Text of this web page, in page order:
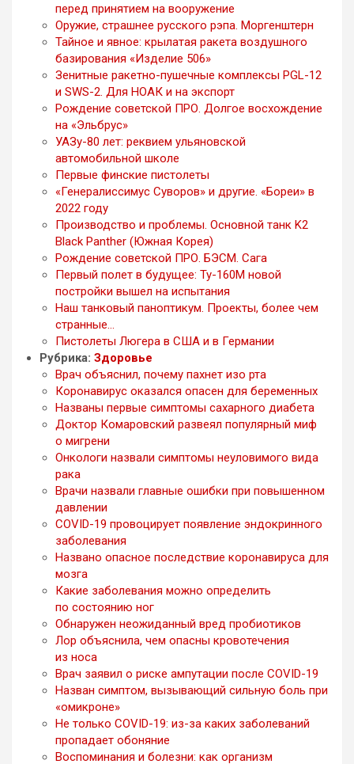
перед принятием на вооружение
Оружие, страшнее русского рэпа. Моргенштерн
Тайное и явное: крылатая ракета воздушного
базирования «Изделие 506»
Зенитные ракетно-пушечные комплексы PGL-12
и SWS-2. Для НОАК и на экспорт
Рождение советской ПРО. Долгое восхождение
на «Эльбрус»
УАЗу-80 лет: реквием ульяновской
автомобильной школе
Первые финские пистолеты
«Генералиссимус Суворов» и другие. «Бореи» в
2022 году
Производство и проблемы. Основной танк K2
Black Panther (Южная Корея)
Рождение советской ПРО. БЭСМ. Сага
Первый полет в будущее: Ту-160М новой
постройки вышел на испытания
Наш танковый паноптикум. Проекты, более чем
странные…
Пистолеты Люгера в США и в Германии
Рубрика: Здоровье
Врач объяснил, почему пахнет изо рта
Коронавирус оказался опасен для беременных
Названы первые симптомы сахарного диабета
Доктор Комаровский развеял популярный миф
о мигрени
Онкологи назвали симптомы неуловимого вида
рака
Врачи назвали главные ошибки при повышенном
давлении
COVID-19 провоцирует появление эндокринного
заболевания
Названо опасное последствие коронавируса для
мозга
Какие заболевания можно определить
по состоянию ног
Обнаружен неожиданный вред пробиотиков
Лор объяснила, чем опасны кровотечения
из носа
Врач заявил о риске ампутации после COVID-19
Назван симптом, вызывающий сильную боль при
«омикроне»
Не только COVID-19: из-за каких заболеваний
пропадает обоняние
Воспоминания и болезни: как организм